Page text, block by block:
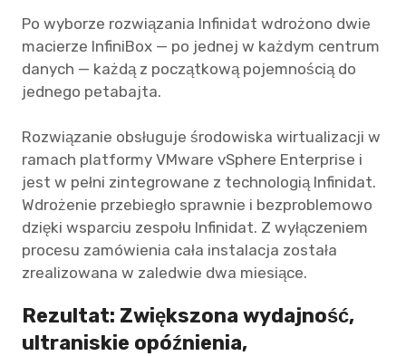
Po wyborze rozwiązania Infinidat wdrożono dwie
macierze InfiniBox — po jednej w każdym centrum
danych — każdą z początkową pojemnością do
jednego petabajta.
Rozwiązanie obsługuje środowiska wirtualizacji w
ramach platformy VMware vSphere Enterprise i
jest w pełni zintegrowane z technologią Infinidat.
Wdrożenie przebiegło sprawnie i bezproblemowo
dzięki wsparciu zespołu Infinidat. Z wyłączeniem
procesu zamówienia cała instalacja została
zrealizowana w zaledwie dwa miesiące.
Rezultat: Zwiększona wydajność,
ultraniskie opóźnienia,